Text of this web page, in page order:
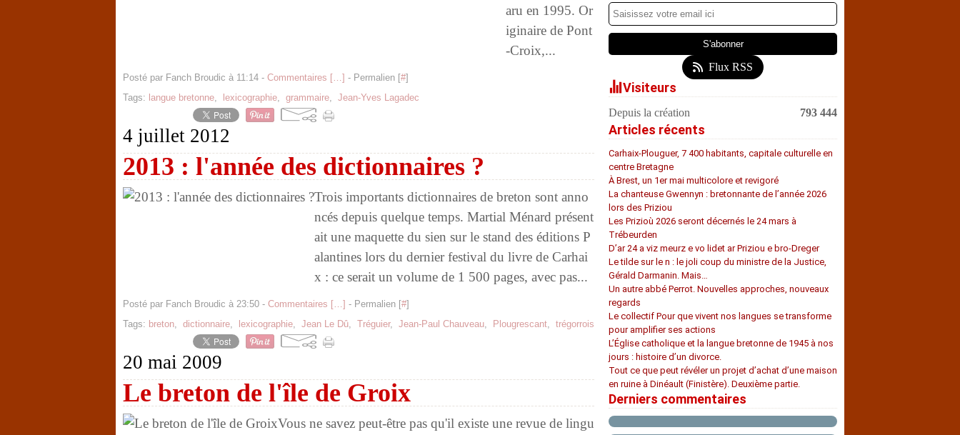
aru en 1995. Or
iginaire de Pont
-Croix,...
Posté par Fanch Broudic à 11:14 - Commentaires […] - Permalien [#]
Tags: langue bretonne, lexicographie, grammaire, Jean-Yves Lagadec
4 juillet 2012
2013 : l'année des dictionnaires ?
Trois importants dictionnaires de breton sont anno
ncés depuis quelque temps. Martial Ménard présent
ait une maquette du sien sur le stand des éditions P
alantines lors du dernier festival du livre de Carhai
x : ce serait un volume de 1 500 pages, avec pas...
Posté par Fanch Broudic à 23:50 - Commentaires […] - Permalien [#]
Tags: breton, dictionnaire, lexicographie, Jean Le Dû, Tréguier, Jean-Paul Chauveau, Plougrescant, trégorrois
20 mai 2009
Le breton de l'île de Groix
Vous ne savez peut-être pas qu'il existe une revue de lingu
Flux RSS
Visiteurs
Depuis la création 793 444
Articles récents
Carhaix-Plouguer, 7 400 habitants, capitale culturelle en
centre Bretagne
À Brest, un 1er mai multicolore et revigoré
La chanteuse Gwennyn : bretonnante de l’année 2026
lors des Priziou
Les Prizioù 2026 seront décernés le 24 mars à
Trébeurden
D’ar 24 a viz meurz e vo lidet ar Priziou e bro-Dreger
Le tilde sur le n : le joli coup du ministre de la Justice,
Gérald Darmanin. Mais…
Un autre abbé Perrot. Nouvelles approches, nouveaux
regards
Le collectif Pour que vivent nos langues se transforme
pour amplifier ses actions
L’Église catholique et la langue bretonne de 1945 à nos
jours : histoire d’un divorce.
Tout ce que peut révéler un projet d’achat d’une maison
en ruine à Dinéault (Finistère). Deuxième partie.
Derniers commentaires